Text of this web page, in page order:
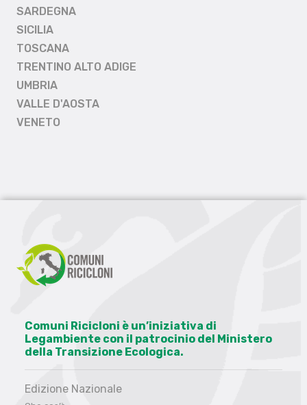
SARDEGNA
SICILIA
TOSCANA
TRENTINO ALTO ADIGE
UMBRIA
VALLE D'AOSTA
VENETO
Comuni Ricicloni è un’iniziativa di
Legambiente con il patrocinio del Ministero
della Transizione Ecologica.
Edizione Nazionale